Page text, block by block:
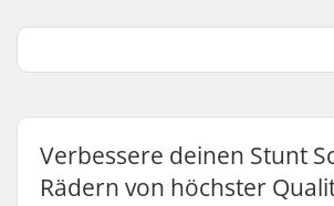
Verbessere deinen Stunt
Rädern von höchster